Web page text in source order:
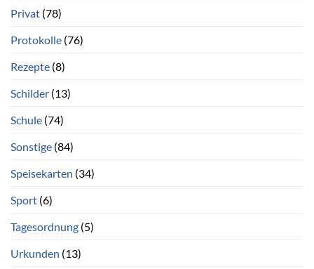
Privat (78)
Protokolle (76)
Rezepte (8)
Schilder (13)
Schule (74)
Sonstige (84)
Speisekarten (34)
Sport (6)
Tagesordnung (5)
Urkunden (13)